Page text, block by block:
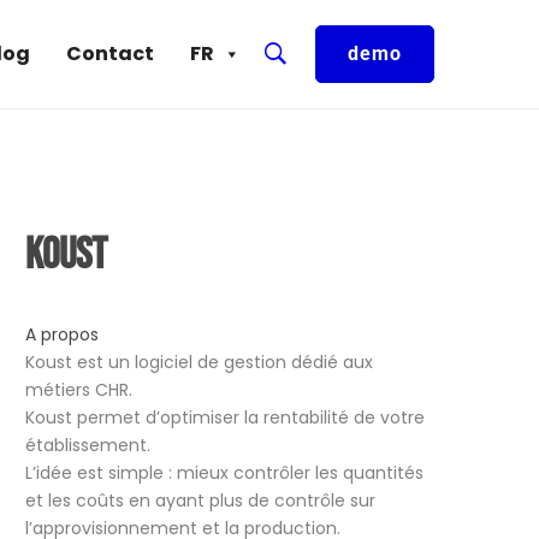
FR
Contact demo
Koust
A propos
Koust est un logiciel de gestion dédié aux
métiers CHR.
Koust permet d’optimiser la rentabilité de votre
établissement.
L’idée est simple : mieux contrôler les quantités
et les coûts en ayant plus de contrôle sur
l’approvisionnement et la production.